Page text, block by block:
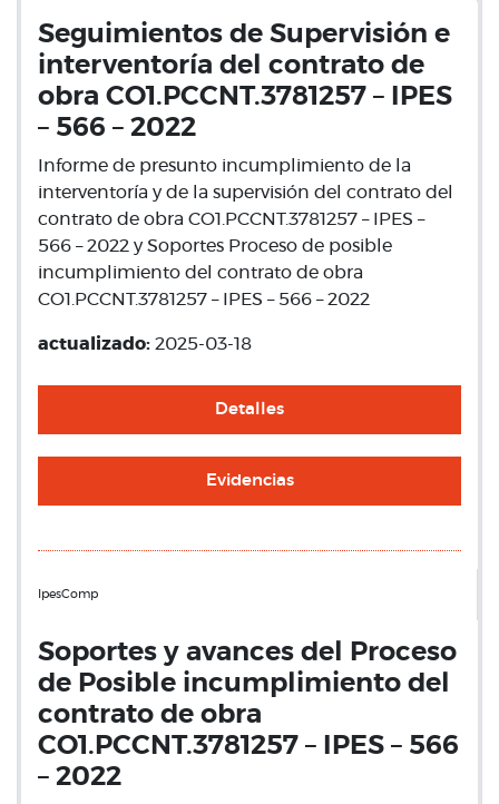
Seguimientos de Supervisión e
interventoría del contrato de
obra CO1.PCCNT.3781257 – IPES
– 566 – 2022
Informe de presunto incumplimiento de la
interventoría y de la supervisión del contrato del
contrato de obra CO1.PCCNT.3781257 – IPES –
566 – 2022 y Soportes Proceso de posible
incumplimiento del contrato de obra
CO1.PCCNT.3781257 – IPES – 566 – 2022
actualizado: 2025-03-18
Detalles
Evidencias
IpesComp
Soportes y avances del Proceso
de Posible incumplimiento del
contrato de obra
CO1.PCCNT.3781257 – IPES – 566
– 2022